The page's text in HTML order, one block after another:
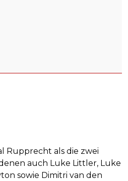
Rupprecht als die zwei
auch Luke Littler, Luke
sowie Dimitri van den